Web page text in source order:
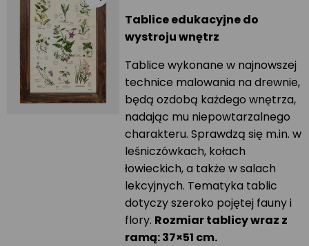
Tablice edukacyjne do
wystroju wnętrz
Tablice wykonane w najnowszej
technice malowania na drewnie,
będą ozdobą każdego wnętrza,
nadając mu niepowtarzalnego
charakteru. Sprawdzą się m.in. w
leśniczówkach, kołach
łowieckich, a także w salach
lekcyjnych. Tematyka tablic
dotyczy szeroko pojętej fauny i
flory. Rozmiar tablicy wraz z
ramą: 37×51 cm.